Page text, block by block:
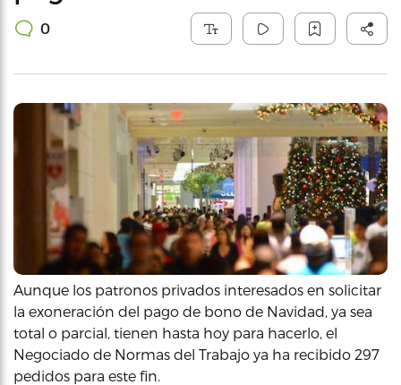
0
Aunque los patronos privados interesados en solicitar
la exoneración del pago de bono de Navidad, ya sea
total o parcial, tienen hasta hoy para hacerlo, el
Negociado de Normas del Trabajo ya ha recibido 297
pedidos para este fin.